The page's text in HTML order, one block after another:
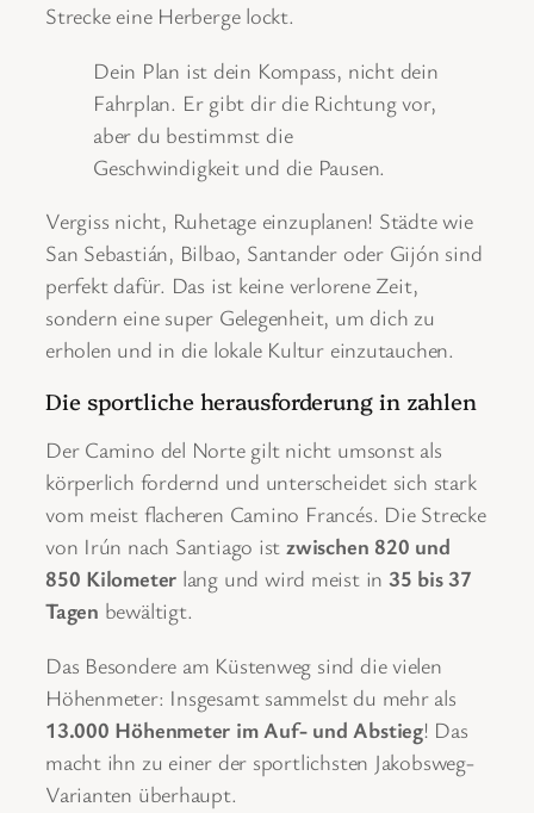
Strecke eine Herberge lockt.
Dein Plan ist dein Kompass, nicht dein
Fahrplan. Er gibt dir die Richtung vor,
aber du bestimmst die
Geschwindigkeit und die Pausen.
Vergiss nicht, Ruhetage einzuplanen! Städte wie
San Sebastián, Bilbao, Santander oder Gijón sind
perfekt dafür. Das ist keine verlorene Zeit,
sondern eine super Gelegenheit, um dich zu
erholen und in die lokale Kultur einzutauchen.
Die sportliche herausforderung in zahlen
Der Camino del Norte gilt nicht umsonst als
körperlich fordernd und unterscheidet sich stark
vom meist flacheren Camino Francés. Die Strecke
von Irún nach Santiago istzwischen 820 und
850 Kilometer lang und wird meist in 35 bis 37
Tagen bewältigt.
Das Besondere am Küstenweg sind die vielen
Höhenmeter: Insgesamt sammelst du mehr als
13.000 Höhenmeter im Auf- und Abstieg! Das
macht ihn zu einer der sportlichsten Jakobsweg-
Varianten überhaupt.